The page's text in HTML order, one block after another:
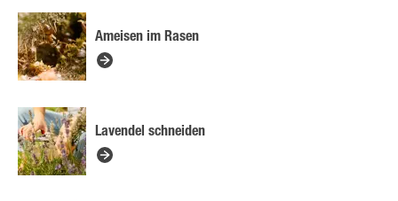
Ameisen im Rasen
Lavendel schneiden